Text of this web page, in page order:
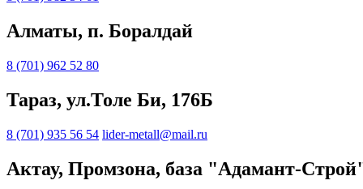
Алматы, п. Боралдай
8 (701) 962 52 80
Тараз, ул.Толе Би, 176Б
8 (701) 935 56 54 lider-metall@mail.ru
Актау, Промзона, база "Адамант-